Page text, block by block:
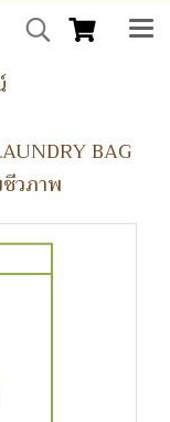
BAG
วภาพ